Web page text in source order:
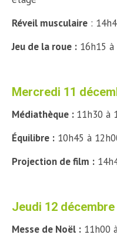
Réveil musculaire :
Jeu de la roue : 16h15
Mercredi 11
Médiathèque : 11h30 à
Équilibre : 10h45 à
Projection de film :
Jeudi 12
Messe de Noël : 11h00